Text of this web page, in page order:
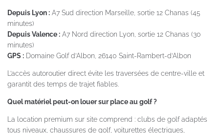
Depuis Lyon : A7 Sud direction Marseille, sortie 12 Chanas (45
minutes)
Depuis Valence : A7 Nord direction Lyon, sortie 12 Chanas (30
minutes)
GPS : Domaine Golf d’Albon, 26140 Saint-Rambert-d’Albon
L’accès autoroutier direct évite les traversées de centre-ville et
garantit des temps de trajet fiables.
Quel matériel peut-on louer sur place au golf ?
La location premium sur site comprend : clubs de golf adaptés
tous niveaux, chaussures de golf, voiturettes électriques,